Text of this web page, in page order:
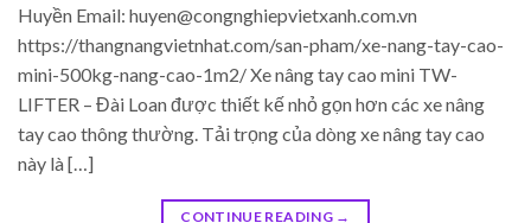
Huyền Email: huyen@congnghiepvietxanh.com.vn
https://thangnangvietnhat.com/san-pham/xe-nang-tay-cao-
mini-500kg-nang-cao-1m2/ Xe nâng tay cao mini TW-
LIFTER – Đài Loan được thiết kế nhỏ gọn hơn các xe nâng
tay cao thông thường. Tải trọng của dòng xe nâng tay cao
này là […]
CONTINUE READING →